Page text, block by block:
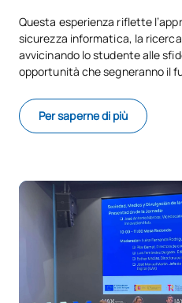
Questa esperienza riflette
sicurezza informatica, la
avvicinando lo studente alle
opportunità che segneranno il
Per saperne di più